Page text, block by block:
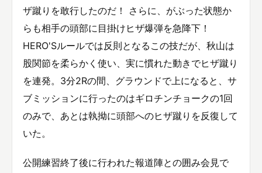
ザ蹴りを敢行したのだ！ さらに、がぶった状態か
らも相手の頭部に目掛けヒザ爆弾を急降下！
HERO'Sルールでは反則となるこの技だが、秋山は
股関節を柔らかく使い、実に慣れた動きでヒザ蹴り
を連発。3分2Rの間、グラウンドで上になると、サ
ブミッションに行ったのはギロチンチョークの1回
のみで、あとは執拗に頭部へのヒザ蹴りを反復して
いた。
公開練習終了後に行われた報道陣との囲み会見で